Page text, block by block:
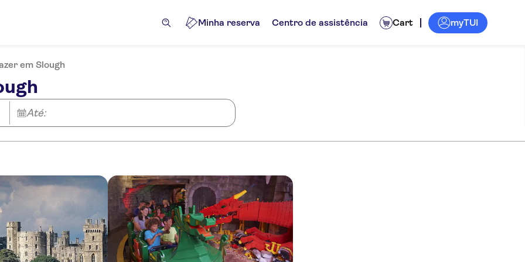
Minha reserva Centro de assistência Cart myTUI
em Slough
Até: